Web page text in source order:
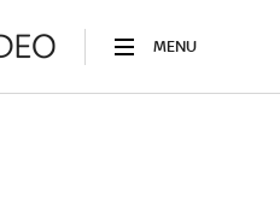
MENU